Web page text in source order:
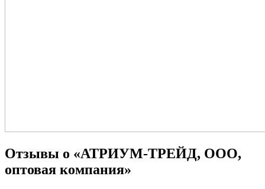
Отзывы о «АТРИУМ-ТРЕЙД, ООО,
оптовая компания»